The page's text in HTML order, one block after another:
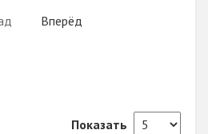
Вперёд
Показать